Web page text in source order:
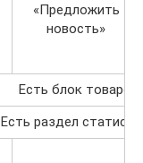
«Предложить
новость»
Есть блок товаров
Есть раздел